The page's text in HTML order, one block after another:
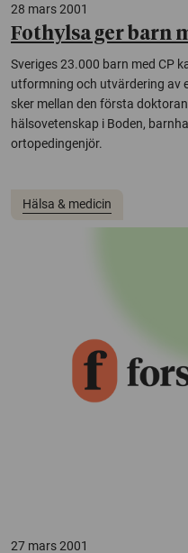
28 mars 2001
Fothylsa ger barn
Sveriges 23.000 barn med CP
utformning och utvärdering av
sker mellan den första
hälsovetenskap i Boden,
ortopedingenjör.
Hälsa & medicin
27 mars 2001